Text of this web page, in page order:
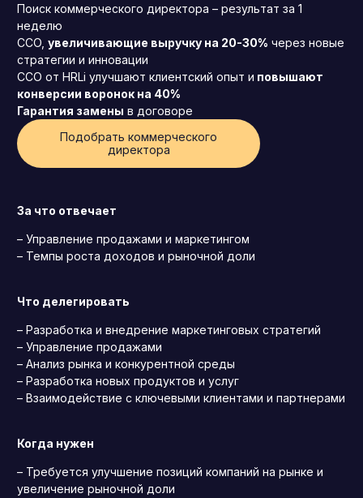
Генеральный директор (CEO)
Коммерческий директор
Директор по маркетингу (CMO)
Операционный директор (COO)
Финансовый директор (CFO)
Поиск коммерческого директора – результат за 1
неделю
CCO, увеличивающие выручку на 20-30% через новые
стратегии и инновации
CCO от HRLi улучшают клиентский опыт и повышают
конверсии воронок на 40%
Гарантия замены в договоре
Подобрать коммерческого
директора
За что отвечает
– Управление продажами и маркетингом
– Темпы роста доходов и рыночной доли
Что делегировать
– Разработка и внедрение маркетинговых стратегий
– Управление продажами
– Анализ рынка и конкурентной среды
– Разработка новых продуктов и услуг
– Взаимодействие с ключевыми клиентами и партнерами
Когда нужен
– Требуется улучшение позиций компаний на рынке и
увеличение рыночной доли